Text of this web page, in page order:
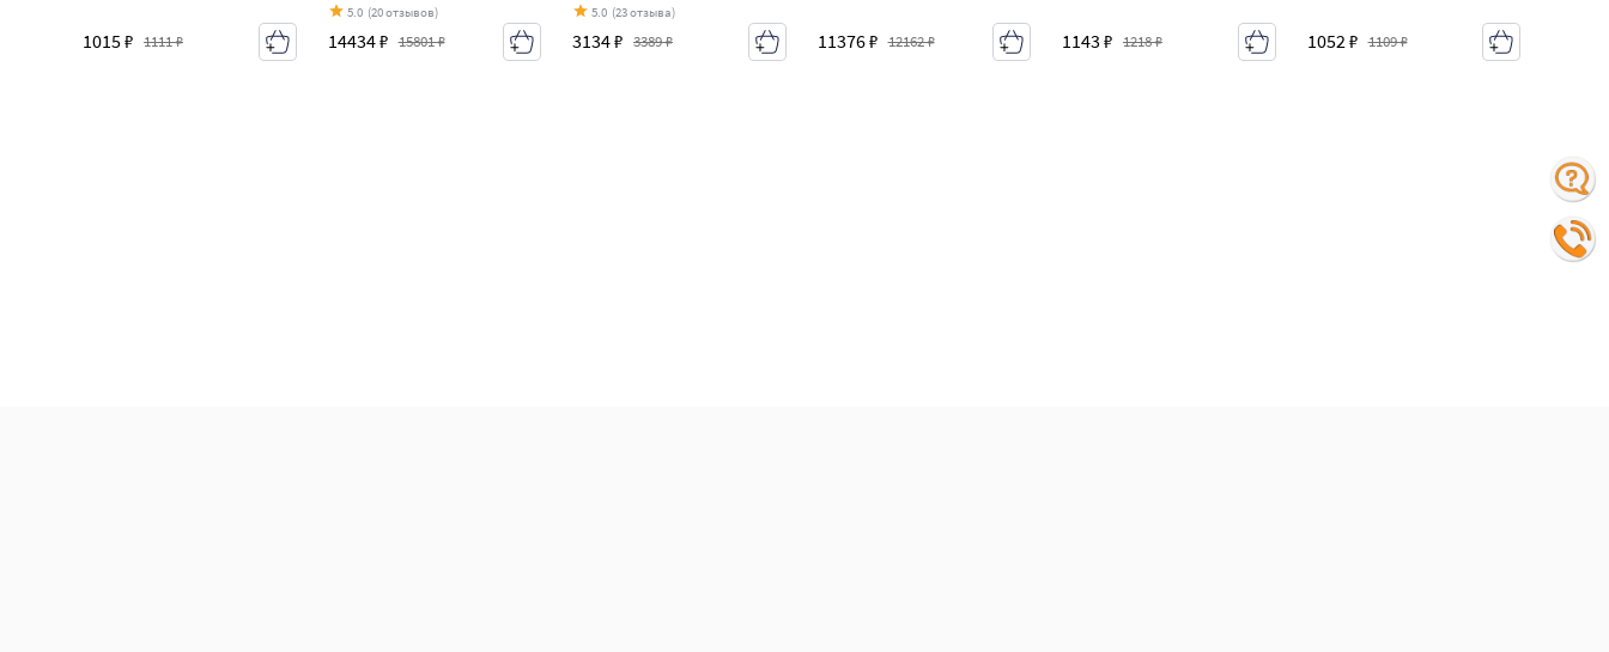
1015 ₽ 1111 ₽
5.0 (20 отзывов)
14434 ₽ 15801 ₽
5.0 (23 отзыва)
3134 ₽ 3389 ₽ 11376 ₽ 12162 ₽ 1143 ₽ 1218 ₽ 1052 ₽ 1109 ₽